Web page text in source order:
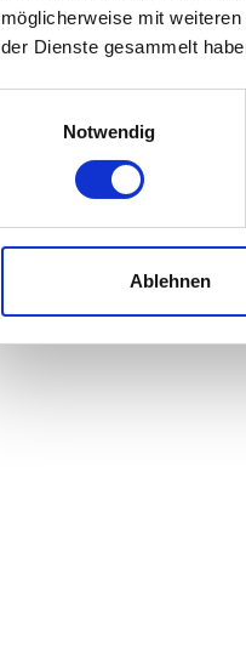
möglicherweise mit
der Dienste gesammelt
Notwendig
Ablehnen